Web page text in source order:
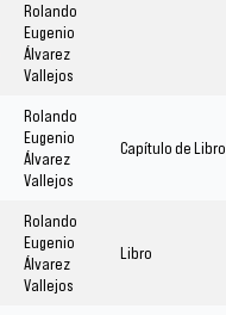
Rolando
Eugenio
Álvarez
Vallejos
Rolando
Eugenio
Álvarez
Vallejos
Capítulo de Libro
Rolando
Eugenio
Álvarez
Vallejos
Libro